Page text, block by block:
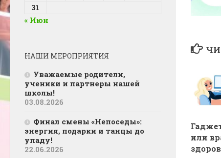
или
31
« Июн
НАШИ МЕРОПРИЯТИЯ
Уважаемые родители,
ученики и партнеры нашей
школы!
03.08.2026
Финал смены «Непоседы»:
энергия, подарки и танцы до
упаду!
22.06.2026